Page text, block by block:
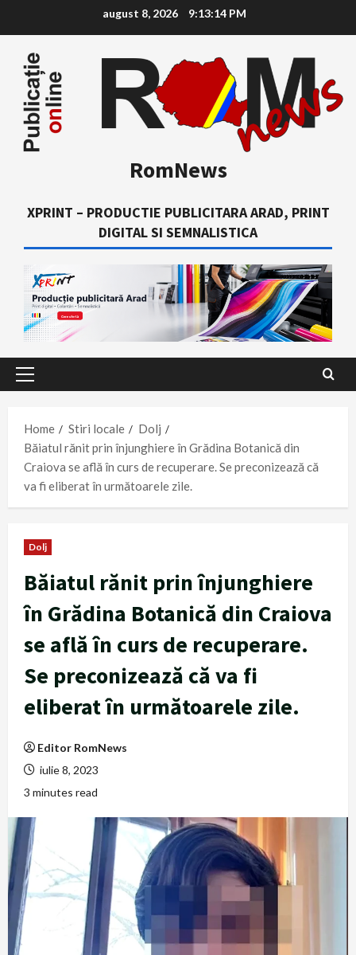
content
august 8, 2026 9:13:15 PM
RomNews
XPRINT – PRODUCTIE PUBLICITARA ARAD, PRINT
DIGITAL SI SEMNALISTICA
Primary
Home
Stiri locale
Dolj
Băiatul rănit prin înjunghiere în Grădina Botanică din
Craiova se află în curs de recuperare. Se preconizează că
va fi eliberat în următoarele zile.
Dolj
Băiatul rănit prin înjunghiere
în Grădina Botanică din Craiova
se află în curs de recuperare.
Se preconizează că va fi
eliberat în următoarele zile.
Editor RomNews
iulie 8, 2023
3 minutes read